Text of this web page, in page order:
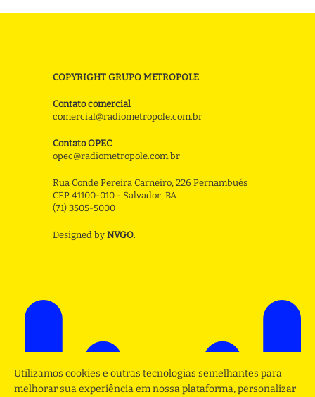
COPYRIGHT GRUPO METROPOLE
Contato comercial
comercial@radiometropole.com.br
Contato OPEC
opec@radiometropole.com.br
Rua Conde Pereira Carneiro, 226 Pernambués
CEP 41100-010 - Salvador, BA
(71) 3505-5000
Designed by NVGO.
Utilizamos cookies e outras tecnologias semelhantes para
melhorar sua experiência em nossa plataforma, personalizar